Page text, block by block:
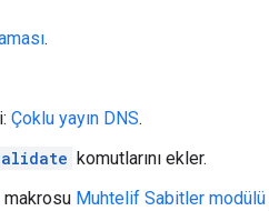
.
Çoklu yayın DNS.
komutlarını ekler.
makrosu Muhtelif Sabitler modülü